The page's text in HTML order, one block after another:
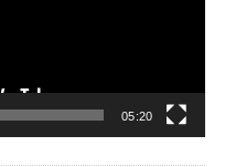
05:20